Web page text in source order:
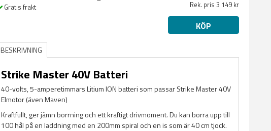
Gratis frakt
Rek. pris 3 149 kr
KÖP
BESKRIVNING
Strike Master 40V Batteri
40-volts, 5-amperetimmars Litium ION batteri som passar Strike Master 40V
Elmotor (även Maven)
Kraftfullt, ger jämn borrning och ett kraftigt drivmoment. Du kan borra upp till
100 hål på en laddning med en 200mm spiral och en is som är 40 cm tjock.